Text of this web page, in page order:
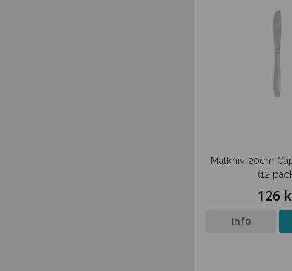
Matkniv 20cm
(12
126
Info